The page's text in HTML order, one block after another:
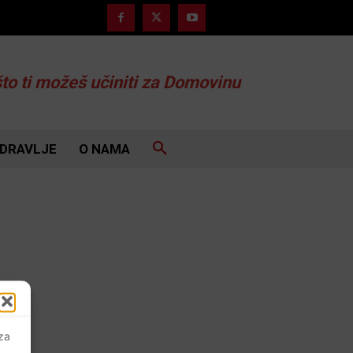
ti možeš učiniti za Domovinu
O NAMA